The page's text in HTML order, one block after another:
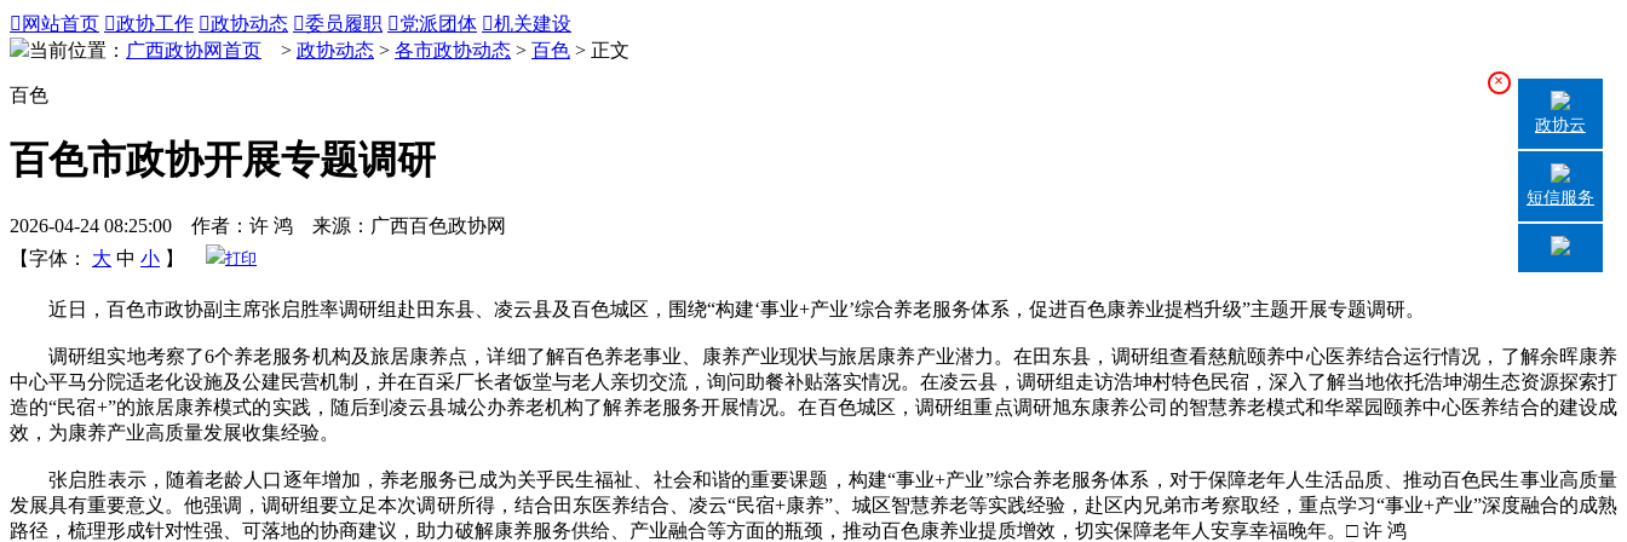
 网站首页 政协工作 政协动态 委员履职 党派团体 机关建设
当前位置： 广西政协网首页 > 政协动态 > 各市政协动态 > 百色 > 正文
百色
百色市政协开展专题调研
2026-04-24 08:25:00 作者：许 鸿 来源：广西百色政协网
【字体：
大 中 小 】 打印
近日，百色市政协副主席张启胜率调研组赴田东县、凌云县及百色城区，围绕“构建‘事业+产业’综合养老服务体系，促进百色康养业提档升级”主题开展专题调研。
调研组实地考察了6个养老服务机构及旅居康养点，详细了解百色养老事业、康养产业现状与旅居康养产业潜力。在田东县，调研组查看慈航颐养中心医养结合运行情况，了解余晖康养
中心平马分院适老化设施及公建民营机制，并在百采厂长者饭堂与老人亲切交流，询问助餐补贴落实情况。在凌云县，调研组走访浩坤村特色民宿，深入了解当地依托浩坤湖生态资源探索打
造的“民宿+”的旅居康养模式的实践，随后到凌云县城公办养老机构了解养老服务开展情况。在百色城区，调研组重点调研旭东康养公司的智慧养老模式和华翠园颐养中心医养结合的建设成
效，为康养产业高质量发展收集经验。
张启胜表示，随着老龄人口逐年增加，养老服务已成为关乎民生福祉、社会和谐的重要课题，构建“事业+产业”综合养老服务体系，对于保障老年人生活品质、推动百色民生事业高质量
发展具有重要意义。他强调，调研组要立足本次调研所得，结合田东医养结合、凌云“民宿+康养”、城区智慧养老等实践经验，赴区内兄弟市考察取经，重点学习“事业+产业”深度融合的成熟
路径，梳理形成针对性强、可落地的协商建议，助力破解康养服务供给、产业融合等方面的瓶颈，推动百色康养业提质增效，切实保障老年人安享幸福晚年。□ 许 鸿
×
政协云
短信服务